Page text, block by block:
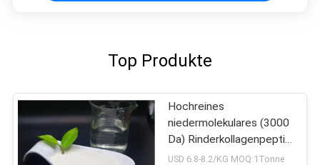
Top Produkte
Hochreines
niedermolekulares (3000
Da) Rinderkollagenpeptid
mit 9,86 % Hydroxyprolin
USD 6.8-8.2/KG MOQ:1Tonne